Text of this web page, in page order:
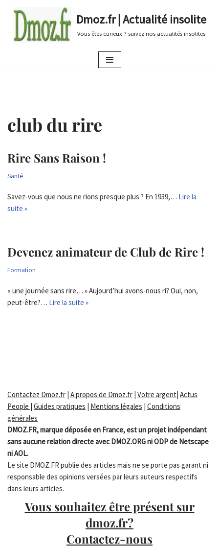
au
Dmoz.fr | Actualité insolite
Vous êtes curieux ? suivez nos actualités insolites
club du rire
Rire Sans Raison !
Santé
Savez-vous que nous ne rions presque plus ? En 1939,… Lire la
suite »
Devenez animateur de Club de Rire !
Formation
« une journée sans rire… » Aujourd’hui avons-nous ri? Oui, non,
peut-être?… Lire la suite »
Contactez Dmoz.fr | A propos de Dmoz.fr | Votre argent| Actus
People | Guides pratiques | Mentions légales | Conditions
générales
DMOZ.FR, marque déposée en France, est un projet indépendant
sans aucune relation directe avec DMOZ.ORG ni ODP de Netscape
ni AOL.
Le site DMOZ.FR publie des articles mais ne se porte pas garant ni
responsable des opinions versées par leurs auteurs respectifs
dans leurs articles.
Vous souhaitez être présent sur
dmoz.fr?
Contactez-nous